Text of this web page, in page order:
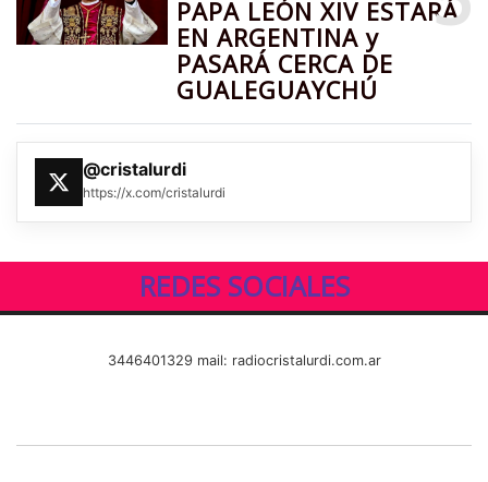
PAPA LEÓN XIV ESTARÁ
EN ARGENTINA y
PASARÁ CERCA DE
GUALEGUAYCHÚ
@cristalurdi
https://x.com/cristalurdi
REDES SOCIALES
3446401329 mail: radiocristalurdi.com.ar